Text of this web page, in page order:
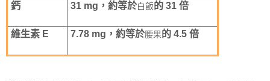
鈣 31 mg，約等於白飯的 31 倍
維生素 E 7.78 mg，約等於腰果的 4.5 倍